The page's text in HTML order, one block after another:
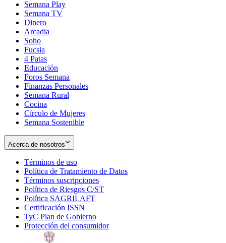
Semana Play
Semana TV
Dinero
Arcadia
Soho
in
new
window
Fucsia
in
new
window
4 Patas
Educación
Foros Semana
Finanzas Personales
Semana Rural
Cocina
Círculo de Mujeres
Semana Sostenible
Acerca de nosotros
Términos de uso
in
new
window
Política de Tratamiento de Datos
Términos suscripciones
in
Política de Riesgos C/ST
Política SAGRILAFT
new
window
Certificación ISSN
in
new
TyC Plan de Gobierno
in
Protección del consumidorOpens